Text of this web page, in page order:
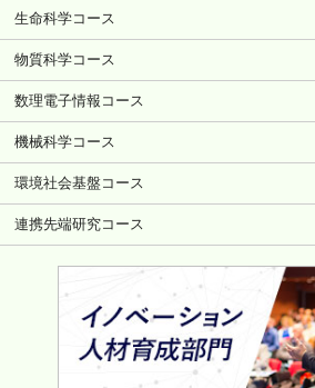
生命科学コース
物質科学コース
数理電子情報コース
機械科学コース
環境社会基盤コース
連携先端研究コース